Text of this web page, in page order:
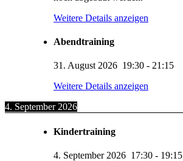
Weitere Details anzeigen
Abendtraining
31. August 2026 19:30 - 21:15
Weitere Details anzeigen
4. September 2026
Kindertraining
4. September 2026 17:30 - 19:15